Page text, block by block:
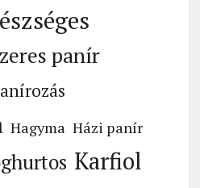
panír
Hagyma Házi panír
Karfiol